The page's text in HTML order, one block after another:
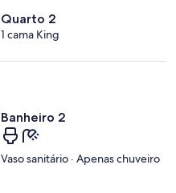
Quarto 2
1 cama King
Banheiro 2
Vaso sanitário · Apenas chuveiro